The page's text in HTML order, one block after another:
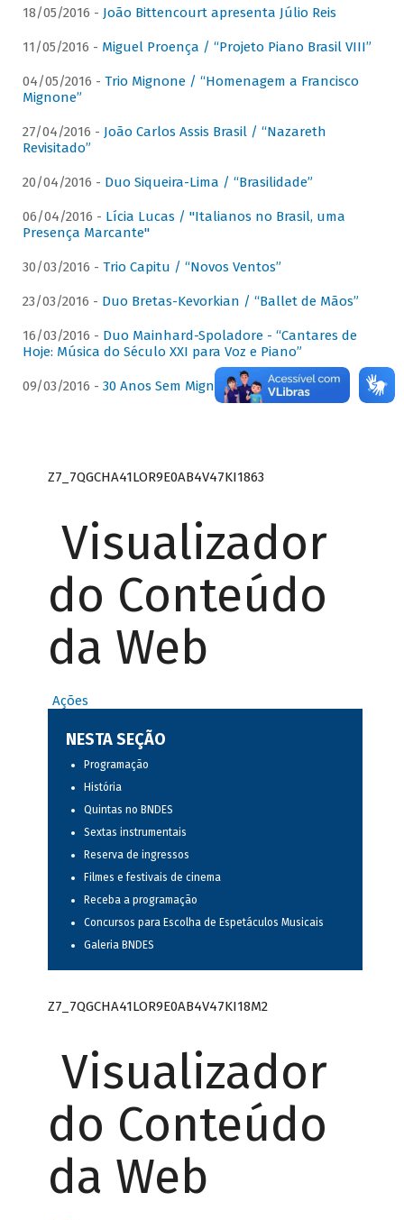
18/05/2016 - João Bittencourt apresenta Júlio Reis
11/05/2016 - Miguel Proença / “Projeto Piano Brasil VIII”
04/05/2016 - Trio Mignone / “Homenagem a Francisco
Mignone”
27/04/2016 - João Carlos Assis Brasil / “Nazareth
Revisitado”
20/04/2016 - Duo Siqueira-Lima / “Brasilidade”
06/04/2016 - Lícia Lucas / "Italianos no Brasil, uma
Presença Marcante"
30/03/2016 - Trio Capitu / “Novos Ventos”
23/03/2016 - Duo Bretas-Kevorkian / “Ballet de Mãos”
16/03/2016 - Duo Mainhard-Spoladore - “Cantares de
Hoje: Música do Século XXI para Voz e Piano”
09/03/2016 - 30 Anos Sem Mignone
Z7_7QGCHA41LOR9E0AB4V47KI1863
Visualizador
do Conteúdo
da Web
Ações
NESTA SEÇÃO
Programação
História
Quintas no BNDES
Sextas instrumentais
Reserva de ingressos
Filmes e festivais de cinema
Receba a programação
Concursos para Escolha de Espetáculos Musicais
Galeria BNDES
Z7_7QGCHA41LOR9E0AB4V47KI18M2
Visualizador
do Conteúdo
da Web